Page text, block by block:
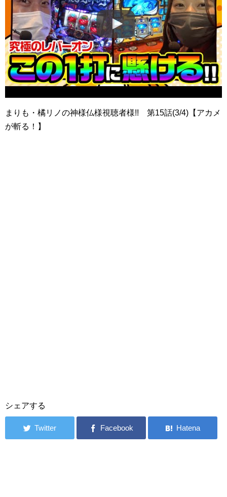
まりも・橘リノの神様仏様視聴者様!! 第15話(3/4)【アカメ
が斬る！】
シェアする